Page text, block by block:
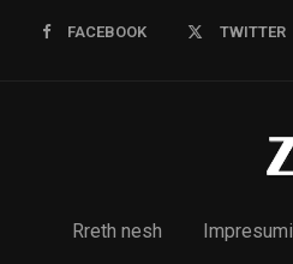
FACEBOOK TWITTER
Rreth nesh Impresumi